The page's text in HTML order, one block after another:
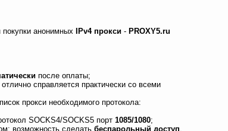
анонимных IPv4 прокси - PROXY5.ru
после оплаты;
справляется практически со всеми
прокси необходимого протокола:
SOCKS4/SOCKS5 порт 1085/1080;
возможность сделать беспарольный доступ